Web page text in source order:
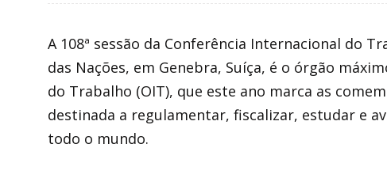
A 108ª sessão da Conferência Internacional do
das Nações, em Genebra, Suíça, é o órgão
do Trabalho (OIT), que este ano marca as
destinada a regulamentar, fiscalizar, estudar e
todo o mundo.